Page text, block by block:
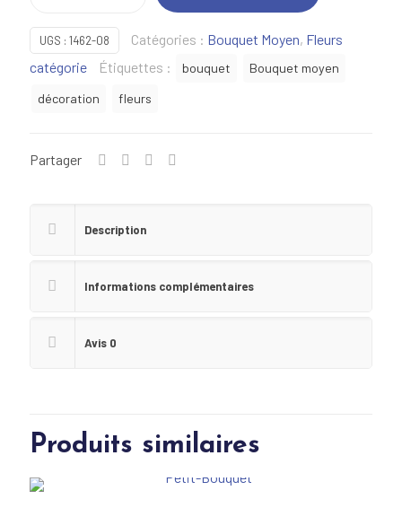
Bouquet
moyen
-
08
UGS : 1462-08 Catégories : Bouquet Moyen, Fleurs
catégorie
Étiquettes : bouquet
Bouquet moyen
décoration
fleurs
Partager
Description
Informations complémentaires
Avis 0
Produits similaires